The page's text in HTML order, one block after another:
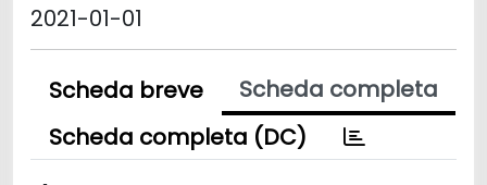
2021-01-01
Scheda breve
Scheda completa
Scheda completa (DC)